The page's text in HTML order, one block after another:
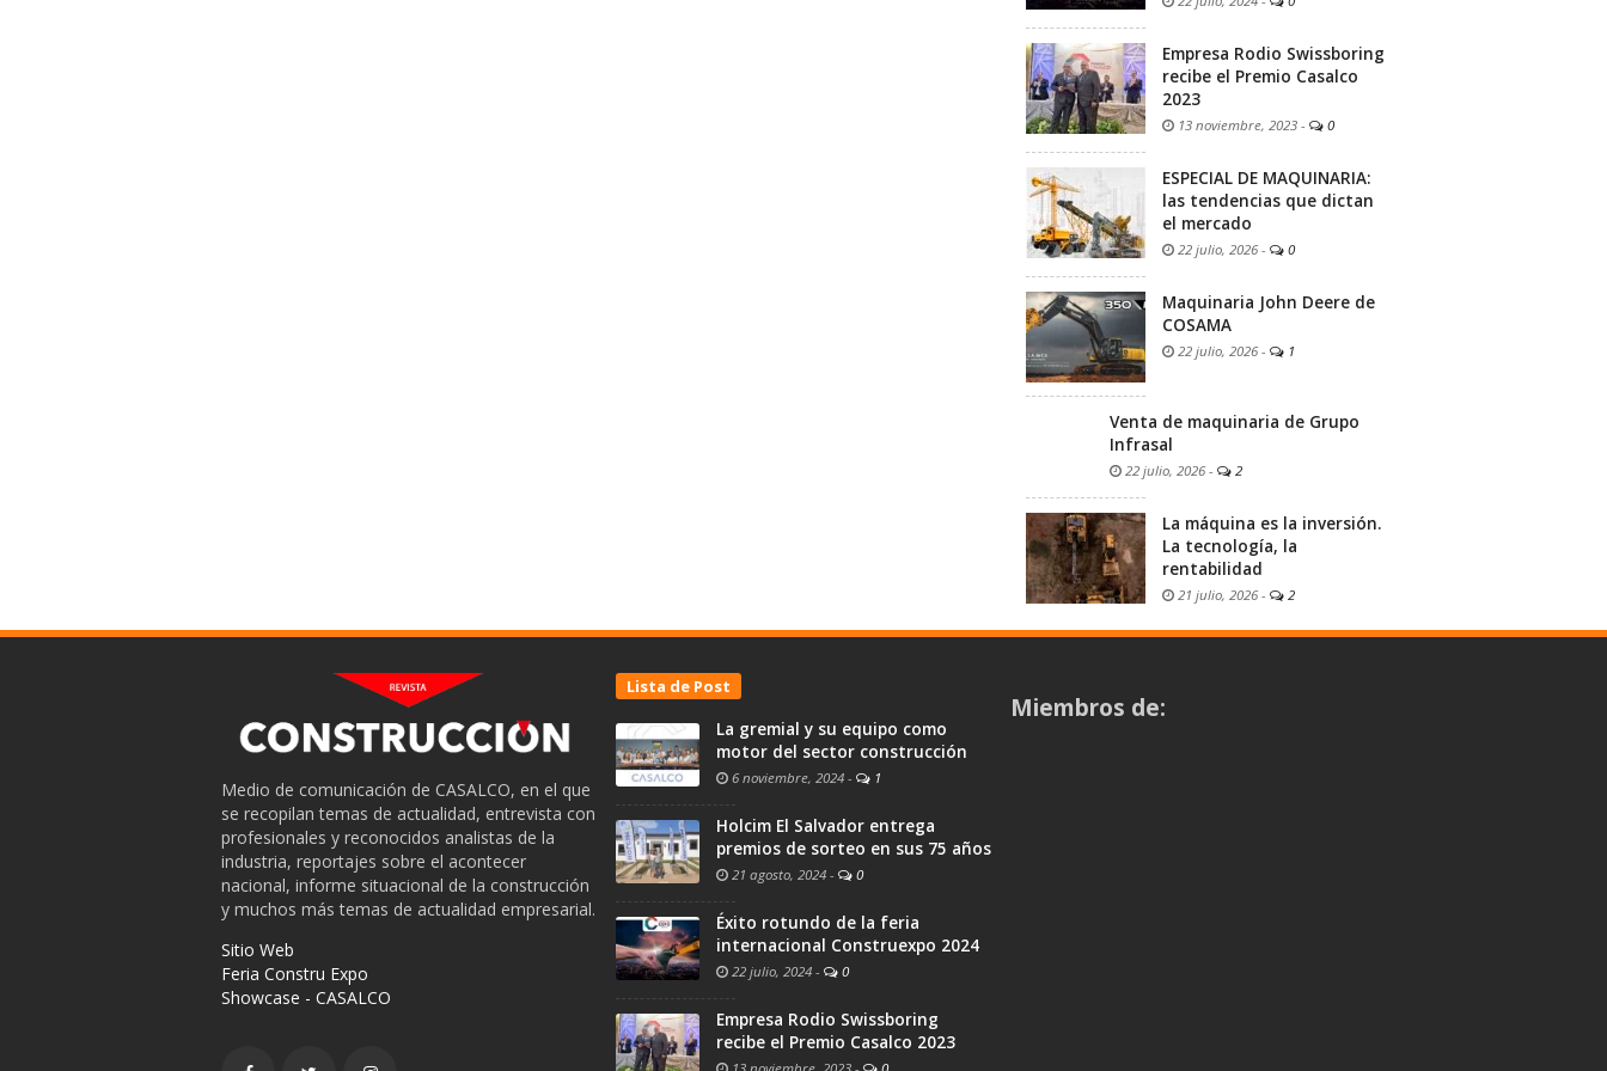
Empresa Rodio Swissboring
recibe el Premio Casalco
2023
13 noviembre, 2023 - 0
ESPECIAL DE MAQUINARIA:
las tendencias que dictan
el mercado
22 julio, 2026 - 0
Maquinaria John Deere de
COSAMA
22 julio, 2026 - 1
Venta de maquinaria de Grupo
Infrasal
22 julio, 2026 - 2
La máquina es la inversión.
La tecnología, la
rentabilidad
21 julio, 2026 - 2
Medio de comunicación de CASALCO, en el que
se recopilan temas de actualidad, entrevista con
profesionales y reconocidos analistas de la
industria, reportajes sobre el acontecer
nacional, informe situacional de la construcción
y muchos más temas de actualidad empresarial.
Sitio Web
Feria Constru Expo
Showcase - CASALCO
Lista de Post
La gremial y su equipo como
motor del sector construcción
6 noviembre, 2024 - 1
Holcim El Salvador entrega
premios de sorteo en sus 75 años
21 agosto, 2024 - 0
Éxito rotundo de la feria
internacional Construexpo 2024
22 julio, 2024 - 0
Empresa Rodio Swissboring
recibe el Premio Casalco 2023
Miembros de: